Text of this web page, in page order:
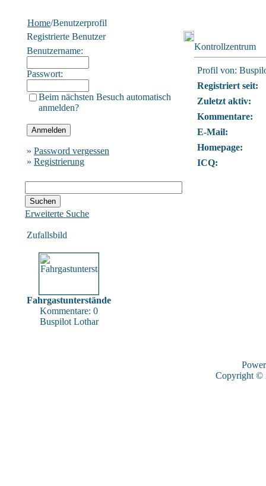
Home/Benutzerprofil
Registrierte Benutzer
Benutzername:
Passwort:
Beim nächsten Besuch automatisch
anmelden?
» Password vergessen
» Registrierung
Erweiterte Suche
Zufallsbild
Fahrgastunterstände
Kommentare: 0
Buspilot Lothar
Kontrollzentrum
Profil von:
Registriert seit:
Zuletzt aktiv:
Kommentare:
E-Mail:
Homepage:
ICQ:
Copyright ©